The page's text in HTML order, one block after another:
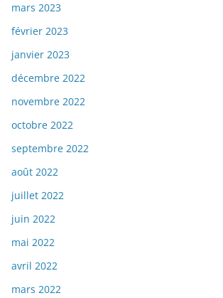
mars 2023
février 2023
janvier 2023
décembre 2022
novembre 2022
octobre 2022
septembre 2022
août 2022
juillet 2022
juin 2022
mai 2022
avril 2022
mars 2022